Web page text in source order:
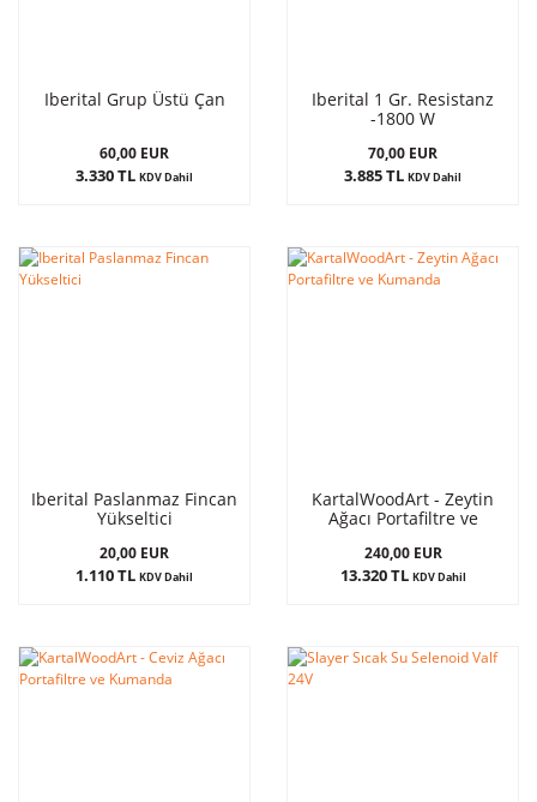
Iberital Grup Üstü Çan
60,00 EUR
3.330 TL KDV Dahil
Iberital 1 Gr. Resistanz
-1800 W
70,00 EUR
3.885 TL KDV Dahil
Iberital Paslanmaz Fincan
Yükseltici
20,00 EUR
1.110 TL KDV Dahil
KartalWoodArt - Zeytin
Ağacı Portafiltre ve
240,00 EUR
13.320 TL KDV Dahil